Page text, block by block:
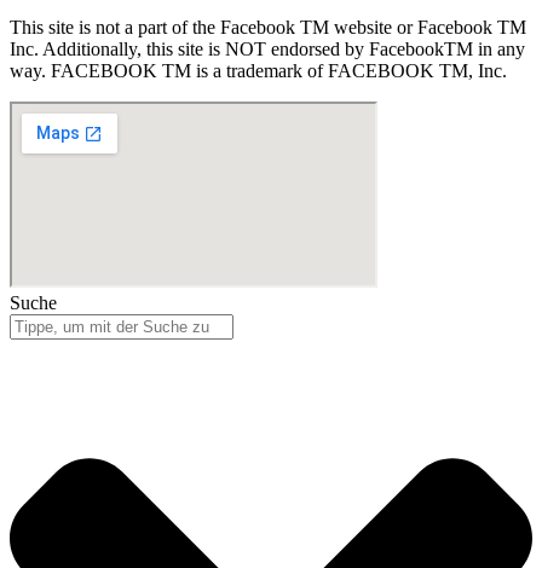
This site is not a part of the Facebook TM website or Facebook TM
Inc. Additionally, this site is NOT endorsed by FacebookTM in any
way. FACEBOOK TM is a trademark of FACEBOOK TM, Inc.
Suche